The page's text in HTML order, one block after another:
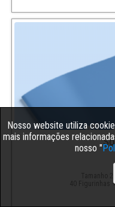
Tamanho
40 Figurinhas
Nosso website utiliza
mais informações
nosso "